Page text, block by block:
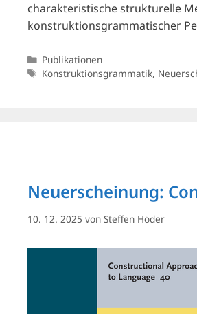
charakteristische strukturelle
konstruktionsgrammatischer
Kategorien
Publikationen
Schlagwörter
Konstruktionsgrammatik,
Neuerscheinung:
10. 12. 2025 von Steffen Höder